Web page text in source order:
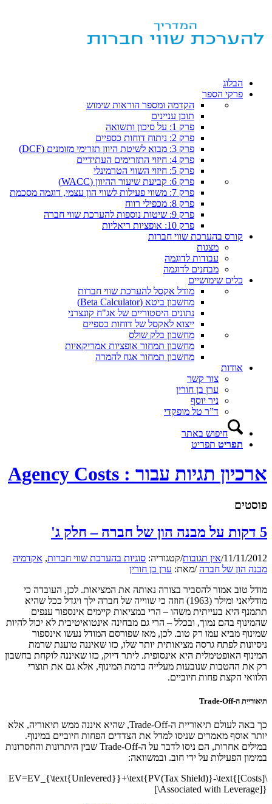
הבלוג
פרקי הספר
הקדמה ומספר הוראות שימוש
תוכן עניינים
פרק 1: על סיכון ותשואה
פרק 2: ניתוח דוחות כספיים
פרק 3: מבוא לשיטת היוון תזרימי מזומנים (DCF)
פרק 4: חיזוי התזרימים העתידיים
פרק 5: חיזוי השווי הטרמינלי
פרק 6: קביעת שיעור ההיוון (WACC)
פרק 7: משווי פעילות לשווי הון עצמי, דוגמה מסכמת
פרק 8: מכפילי רווח
פרק 9: שיטות נוספות להערכת שווי חברה
פרק 10: אופציות ריאליות
קורס בהערכת שווי חברות
מצגות
עבודות לדוגמה
מבחנים לדוגמה
כלים שימושיים
מודל אקסל להערכת שווי חברות
מחשבון ביטא (Beta Calculator)
נתונים היסטוריים של אג"ח קונצרני
ייצוא לאקסל של דוחות כספיים
מחשבון בלק שולס
מחשבון תמחור אופציות אמריקאיות
מחשבון תמחור אגח להמרה
אודות
צור קשר
ערן בן חורין
ניר יוסף
ד”ר טל מופקדי
חיפוש באתר
תפריט תפריט
ארכיון תגיות עבור : Agency Costs
פוסטים
5 דקות על מבנה הון של חברה – חלק ג'
11/11/2012
/אין תגובות/קטגוריה: סוגיות בהערכת שווי חברות, אקדמיה
מבנה הון של חברה /מאת: ערן בן חורין
מודל טוב אמור להסביר בצורה נאותה את המציאות. לכן, העובדה כי
מודליאני ומילר (1963) חוזה כי שווייה של חברה ילך ויגדל ככל שהיא
תתמנף היא בעייתית משהו – הרי במציאות קיימים אינספור ענפים
שהמינוף בהם נמוך, ובכלל – הרי גם מבחינה אינטואיטיבית לא יכול להיות
שמינוף מביא עמו רק טוב. לכן, מאז שפורסם המודל נעשו אינספור
ניסיונות לפתח גרסה מציאותית יותר שלו, כזו שאיננה טוענת שרמת
המינוף האופטימלית היא אינסופית. ליתר דיוק, כזו שאיננה לוקחת בחשבון
רק את ההטבות שנובעות מעלייה ברמת המינוף, אלא גם את תוצרי
הלוואי הקצת פחות חיוביים.
תיאוריית ה-Trade-Off
כך באה לעולם תיאוריית ה-Trade-Off, שהיא איננה ממש תיאוריה, אלא
יותר אוסף מאמרים שניסו למדל את הצדדים הפחות חיוביים במינוף.
במילים אחרות, הם ניסו לדבר על ה-Trade-Off שבין היתרונות והחסרונות
במימון הפעילות על ידי חוב. ובמשוואה:
\[EV=EV_{\text{Unlevered}}+\text{PV(Tax Shield)}-\text{[Costs
Associated with Leverage]}\]